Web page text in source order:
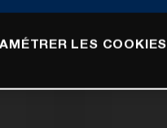
LES COOKIES